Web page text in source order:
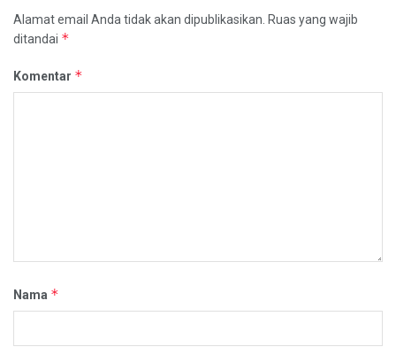
Alamat email Anda tidak akan dipublikasikan. Ruas yang wajib
ditandai *
Komentar *
Nama *